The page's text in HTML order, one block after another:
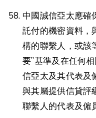
中國誠信亞太應確
託付的機密資料，
構的聯繫人，或該
要”基準及在任何
信亞太及其代表及
與其屬提供信貸評
聯繫人的代表及僱